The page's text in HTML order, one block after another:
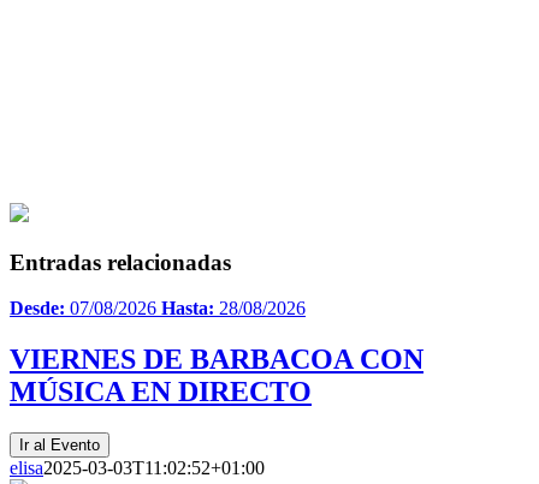
Entradas relacionadas
Desde: 07/08/2026 Hasta: 28/08/2026
VIERNES DE BARBACOA CON
MÚSICA EN DIRECTO
Ir al Evento
elisa2025-03-03T11:02:52+01:00